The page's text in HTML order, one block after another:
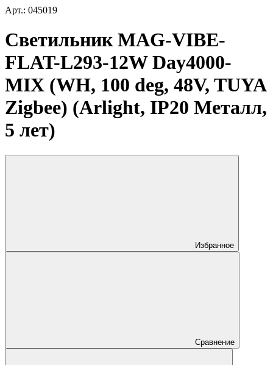
Арт.: 045019
Светильник MAG-VIBE-
FLAT-L293-12W Day4000-
MIX (WH, 100 deg, 48V, TUYA
Zigbee) (Arlight, IP20 Металл,
5 лет)
Избранное
Сравнение